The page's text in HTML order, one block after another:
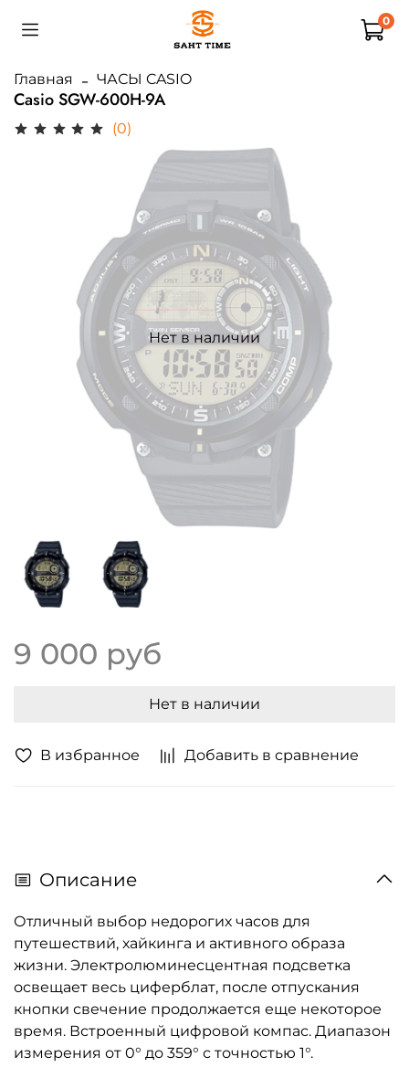
0
Главная ЧАСЫ CASIO
Casio SGW-600H-9A
(0)
В избранное Добавить в сравнение
Нет в наличии
9 000 руб
Нет в наличии
Описание
Отличный выбор недорогих часов для
путешествий, хайкинга и активного образа
жизни. Электролюминесцентная подсветка
освещает весь циферблат, после отпускания
кнопки свечение продолжается еще некоторое
время. Встроенный цифровой компас. Диапазон
измерения от 0° до 359° с точностью 1°.